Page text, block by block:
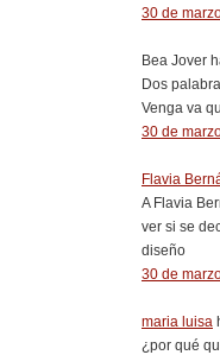
30 de
Bea Jover
Dos
Venga va
30 de
Flavia
A Flavia
ver si se
diseño
30 de
maria luisa
¿por qué